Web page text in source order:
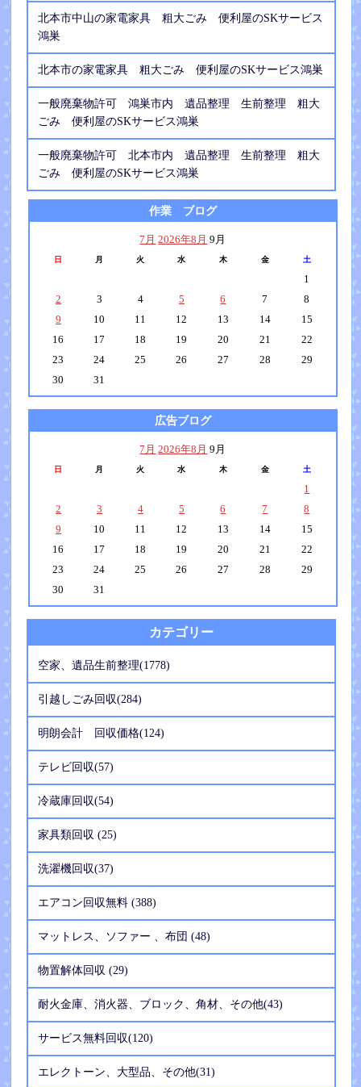
北本市中山の家電家具 粗大ごみ 便利屋のSKサービス
鴻巣
北本市の家電家具 粗大ごみ 便利屋のSKサービス鴻巣
一般廃棄物許可 鴻巣市内 遺品整理 生前整理 粗大
ごみ 便利屋のSKサービス鴻巣
一般廃棄物許可 北本市内 遺品整理 生前整理 粗大
ごみ 便利屋のSKサービス鴻巣
作業 ブログ
7月 2026年8月 9月
日 月 火 水 木 金 土
1
2
3 4 5 6 7
8
9
10 11 12 13 14
15
16
17 18 19 20 21
22
23
24 25 26 27 28
29
30
31
広告ブログ
7月 2026年8月 9月
日 月 火 水 木 金 土
1
2
3 4 5 6 7
8
9
10 11 12 13 14
15
16
17 18 19 20 21
22
23
24 25 26 27 28
29
30
31
カテゴリー
空家、遺品生前整理(1778)
引越しごみ回収(284)
明朗会計 回収価格(124)
テレビ回収(57)
冷蔵庫回収(54)
家具類回収 (25)
洗濯機回収(37)
エアコン回収無料 (388)
マットレス、ソファー 、布団 (48)
物置解体回収 (29)
耐火金庫、消火器、ブロック、角材、その他(43)
サービス無料回収(120)
エレクトーン、大型品、その他(31)